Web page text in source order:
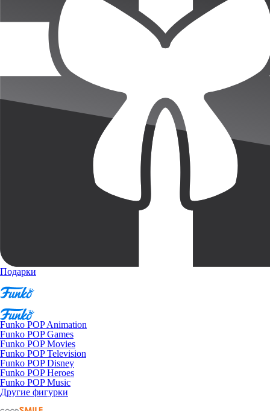
Подарки
Funko POP Animation
Funko POP Games
Funko POP Movies
Funko POP Television
Funko POP Disney
Funko POP Heroes
Funko POP Music
Другие фигурки